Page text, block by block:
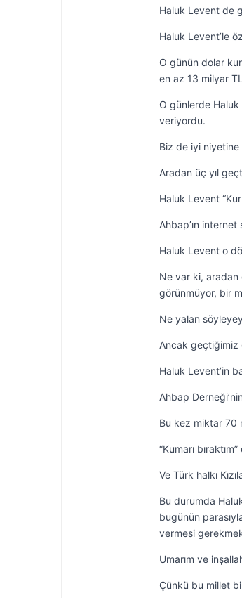
Haluk Levent de
Haluk Levent’le
O günün dolar
en az 13 milyar
O günlerde Haluk
veriyordu.
Biz de iyi niyetine
Aradan üç yıl
Haluk Levent
Ahbap’ın
Haluk Levent o
Ne var ki, aradan
görünmüyor, bir
Ne yalan
Ancak geçtiğimiz
Haluk Levent’in
Ahbap
Bu kez miktar 70
“Kumarı
Ve Türk halkı
Bu durumda
bugünün
vermesi
Umarım ve
Çünkü bu millet